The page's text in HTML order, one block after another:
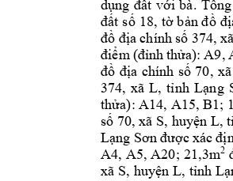
dụng đất với bà. Tổng
đất số 18, tờ bản đồ đị
đồ địa chính số 374, x
điểm (đỉnh thửa): A9,
đồ địa chính số 70, xã
374, xã L, tỉnh Lạng
thửa): A14, A15, B1;
số 70, xã S, huyện L, t
Lạng Sơn được xác đị
A4, A5, A20; 21,3m2
xã S, huyện L, tỉnh L